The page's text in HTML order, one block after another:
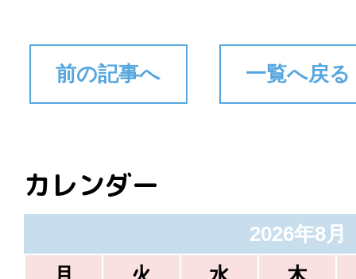
前の記事へ 一覧へ戻る
カレンダー
2026年8月